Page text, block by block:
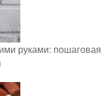
руками: пошаговая